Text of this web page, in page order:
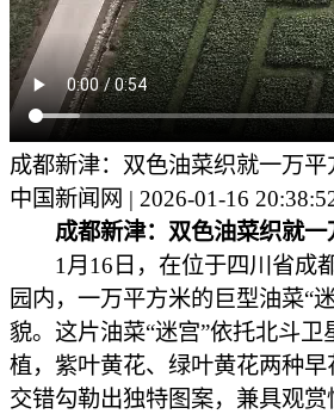
成都新津：双色油菜织就一万平
中国新闻网 | 2026-01-16
成都新津：双色油菜织就
1月16日，在位于四川省成
园内，一万平方米的巨型油菜“
貌。这片油菜“迷宫”依托北斗
植，紫叶黄花、绿叶黄花两种
交错勾勒出独特图案，兼具观